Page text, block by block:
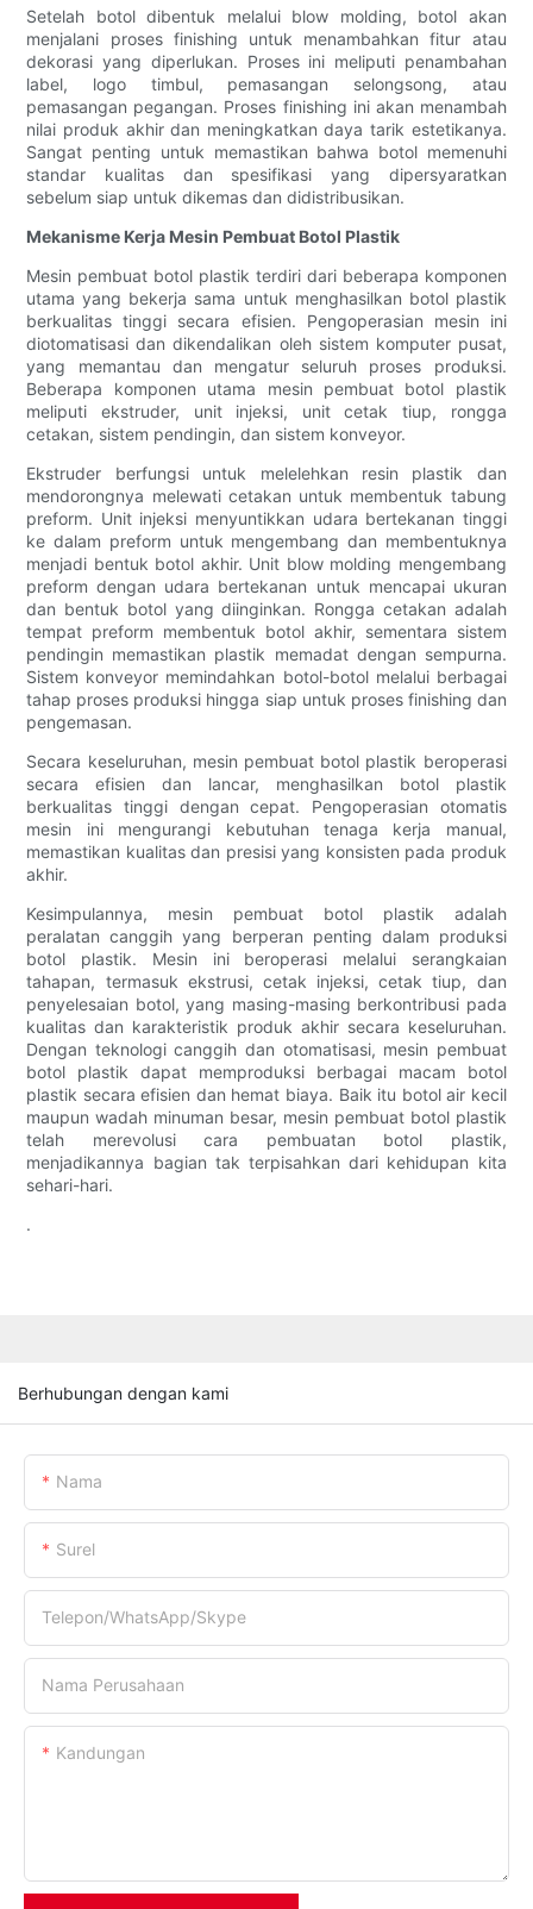
Setelah botol dibentuk melalui blow molding, botol akan
menjalani proses finishing untuk menambahkan fitur atau
dekorasi yang diperlukan. Proses ini meliputi penambahan
label, logo timbul, pemasangan selongsong, atau
pemasangan pegangan. Proses finishing ini akan menambah
nilai produk akhir dan meningkatkan daya tarik estetikanya.
Sangat penting untuk memastikan bahwa botol memenuhi
standar kualitas dan spesifikasi yang dipersyaratkan
sebelum siap untuk dikemas dan didistribusikan.
Mekanisme Kerja Mesin Pembuat Botol Plastik
Mesin pembuat botol plastik terdiri dari beberapa komponen
utama yang bekerja sama untuk menghasilkan botol plastik
berkualitas tinggi secara efisien. Pengoperasian mesin ini
diotomatisasi dan dikendalikan oleh sistem komputer pusat,
yang memantau dan mengatur seluruh proses produksi.
Beberapa komponen utama mesin pembuat botol plastik
meliputi ekstruder, unit injeksi, unit cetak tiup, rongga
cetakan, sistem pendingin, dan sistem konveyor.
Ekstruder berfungsi untuk melelehkan resin plastik dan
mendorongnya melewati cetakan untuk membentuk tabung
preform. Unit injeksi menyuntikkan udara bertekanan tinggi
ke dalam preform untuk mengembang dan membentuknya
menjadi bentuk botol akhir. Unit blow molding mengembang
preform dengan udara bertekanan untuk mencapai ukuran
dan bentuk botol yang diinginkan. Rongga cetakan adalah
tempat preform membentuk botol akhir, sementara sistem
pendingin memastikan plastik memadat dengan sempurna.
Sistem konveyor memindahkan botol-botol melalui berbagai
tahap proses produksi hingga siap untuk proses finishing dan
pengemasan.
Secara keseluruhan, mesin pembuat botol plastik beroperasi
secara efisien dan lancar, menghasilkan botol plastik
berkualitas tinggi dengan cepat. Pengoperasian otomatis
mesin ini mengurangi kebutuhan tenaga kerja manual,
memastikan kualitas dan presisi yang konsisten pada produk
akhir.
Kesimpulannya, mesin pembuat botol plastik adalah
peralatan canggih yang berperan penting dalam produksi
botol plastik. Mesin ini beroperasi melalui serangkaian
tahapan, termasuk ekstrusi, cetak injeksi, cetak tiup, dan
penyelesaian botol, yang masing-masing berkontribusi pada
kualitas dan karakteristik produk akhir secara keseluruhan.
Dengan teknologi canggih dan otomatisasi, mesin pembuat
botol plastik dapat memproduksi berbagai macam botol
plastik secara efisien dan hemat biaya. Baik itu botol air kecil
maupun wadah minuman besar, mesin pembuat botol plastik
telah merevolusi cara pembuatan botol plastik,
menjadikannya bagian tak terpisahkan dari kehidupan kita
sehari-hari.
.
Berhubungan dengan kami
Nama
Surel
Telepon/WhatsApp/Skype
Nama Perusahaan
Kandungan